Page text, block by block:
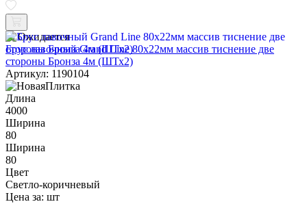
Ожидается
Брус лавочный Grand Line 80х22мм массив тиснение две
стороны Бронза 4м (ШТх2)
Артикул: 1190104
Длина
4000
Ширина
80
Ширина
80
Цвет
Светло-коричневый
Цена за: шт